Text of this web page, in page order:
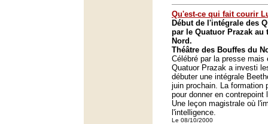
Qu'est-ce qui fait courir
Début de l'intégrale des
par le Quatuor Prazak au
Nord.
Théâtre des Bouffes du
Célébré par la presse mais
Quatuor Prazak a investi
débuter une intégrale
juin prochain. La formation
pour donner en contrepoint
Une leçon magistrale où
l'intelligence.
Le 08/10/2000